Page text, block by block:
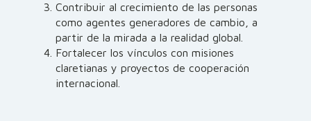
Contribuir al crecimiento de las personas
como agentes generadores de cambio, a
partir de la mirada a la realidad global.
Fortalecer los vínculos con misiones
claretianas y proyectos de cooperación
internacional.